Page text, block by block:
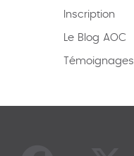
Inscription
Le Blog AOC
Témoignages